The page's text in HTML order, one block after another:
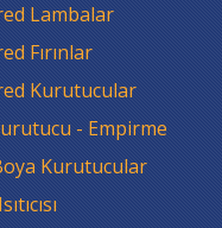
Lambalar
Fırınlar
Kurutucular
- Empirme
Kurutucular